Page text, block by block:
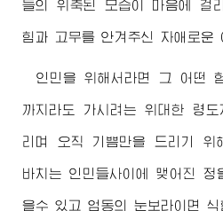
들의 위축된 모습이 마음에 걸
힘과 고무를 안겨주신 자애로운
인민을 위해서라면 그 어떤
까지라도 가시려는 위대한 령도
리며 오직 기쁨만을 드리기 위
바치는 인민들사이에 맺어진
을수 있고 엄동의 눈보라이면 식